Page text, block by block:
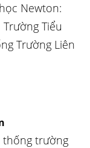
Newton:
Tiểu
Trường Liên
thống trường